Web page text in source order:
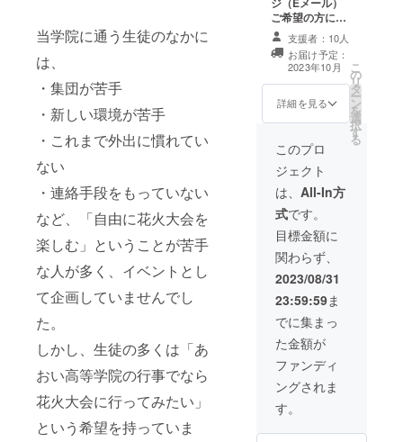
当学院に通う生徒のなかに
は、
・集団が苦手
・新しい環境が苦手
・これまで外出に慣れてい
ない
・連絡手段をもっていない
など、「自由に花火大会を
楽しむ」ということが苦手
な人が多く、イベントとし
て企画していませんでし
た。
しかし、生徒の多くは「あ
おい高等学院の行事でなら
花火大会に行ってみたい」
という希望を持っていま
ご希望の方に
は、あおい高等
学院学院長（伊
藤伸孝）の不登
校に関する講演
会（90分）をさ
せていただきま
良、和歌山、兵
庫）外の場合、
交通費を頂戴い
たします。 ※講
演会の有効期限
は2024年3月31
日まで。 ※講演
会は土・日曜日
で調整可能で
す。 ※お手数で
「講演会希望」
「講演会不要」
とご記入くださ
い。
支援者：10人
お届け予定：
2023年10月
詳細を見る
こ
の
リ
タ
ー
ン
を
選
択
す
る
このプロ
ジェクト
は、 All-In方
式です。
目標金額に
関わらず、
2023/08/31
23:59:59ま
でに集まっ
た金額が
ファンディ
ングされま
す。